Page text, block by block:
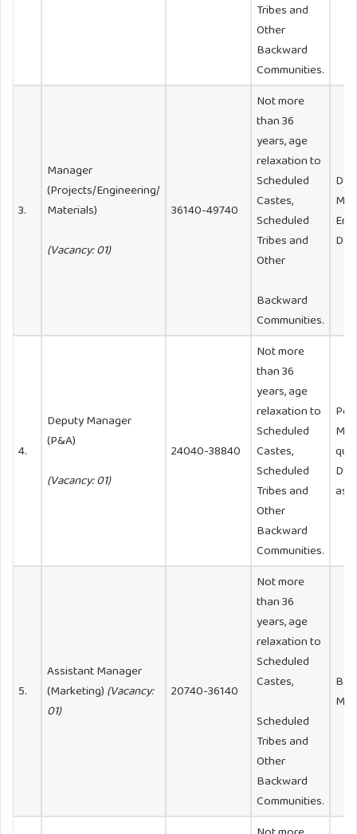
Tribes and
Other
Backward
Communities.
3.
Manager
(Projects/Engineering/
Materials)
(Vacancy: 01)
36140-49740
Not more
than 36
years, age
relaxation to
Scheduled
Castes,
Scheduled
Tribes and
Other
Backward
Communities.
4.
Deputy Manager
(P&A)
(Vacancy: 01)
24040-38840
Not more
than 36
years, age
relaxation to
Scheduled
Castes,
Scheduled
Tribes and
Other
Backward
Communities.
as
5.
Assistant Manager
(Marketing) (Vacancy:
01)
20740-36140
Not more
than 36
years, age
relaxation to
Scheduled
Castes,
Scheduled
Tribes and
Other
Backward
Communities.
B.